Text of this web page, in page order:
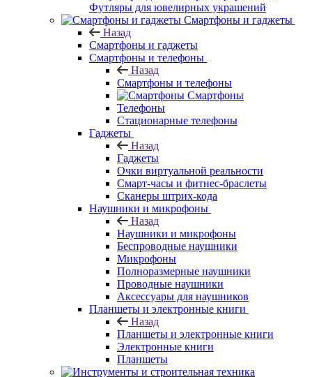
Футляры для ювелирных украшений
Смартфоны и гаджеты
Назад
Смартфоны и гаджеты
Смартфоны и телефоны
Назад
Смартфоны и телефоны
Смартфоны
Телефоны
Стационарные телефоны
Гаджеты
Назад
Гаджеты
Очки виртуальной реальности
Смарт-часы и фитнес-браслеты
Сканеры штрих-кода
Наушники и микрофоны
Назад
Наушники и микрофоны
Беспроводные наушники
Микрофоны
Полноразмерные наушники
Проводные наушники
Аксессуары для наушников
Планшеты и электронные книги
Назад
Планшеты и электронные книги
Электронные книги
Планшеты